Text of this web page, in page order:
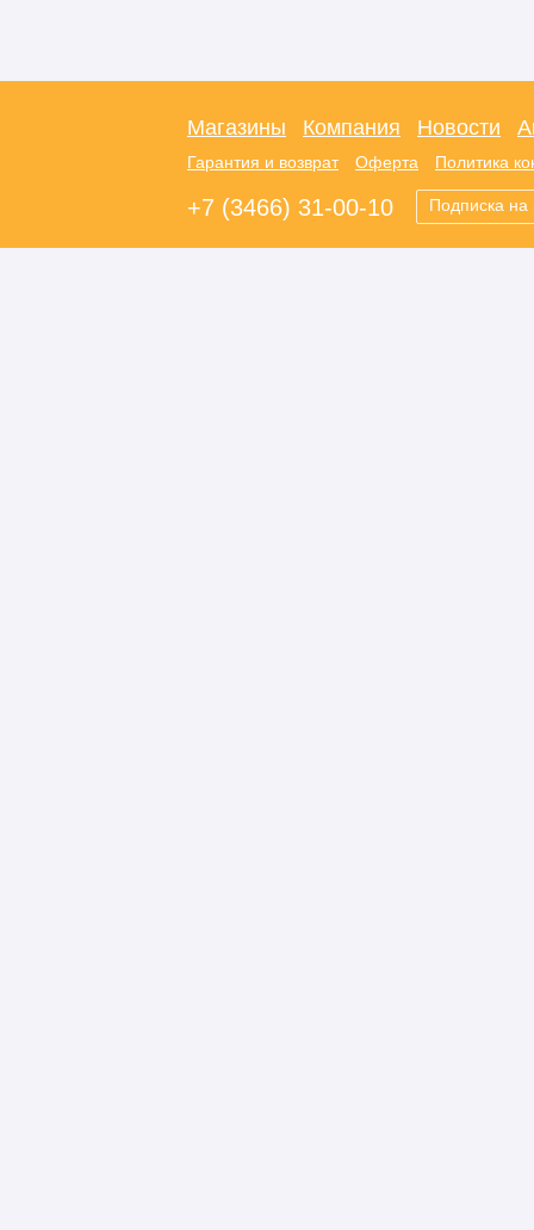
Магазины Компания Новости
Гарантия и возврат Оферта Политика
+7 (3466) 31-00-10 Подписка на